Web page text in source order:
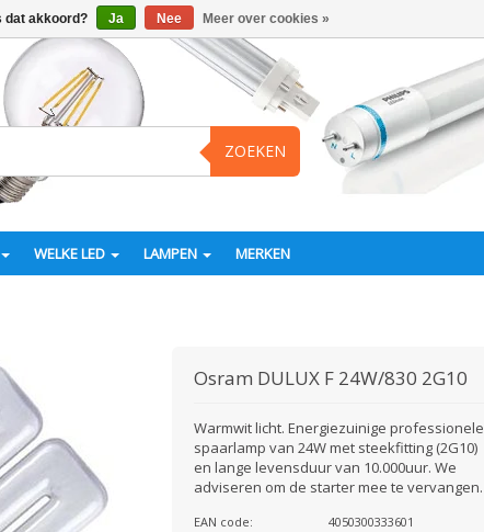
ZOEKEN
WELKE LED LAMPEN MERKEN
Osram DULUX F 24W/830 2G10
Warmwit licht. Energiezuinige professionele
spaarlamp van 24W met steekfitting (2G10)
en lange levensduur van 10.000uur. We
adviseren om de starter mee te vervangen.
EAN code:
4050300333601
dat akkoord? Ja Nee Meer over cookies »